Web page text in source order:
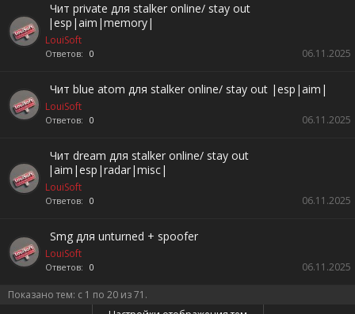
Чит private для stalker online/ stay out
|esp|aim|memory|
LouiSoft
Ответов: 0 06.11.2025
Чит blue atom для stalker online/ stay out |esp|aim|
LouiSoft
Ответов: 0 06.11.2025
Чит dream для stalker online/ stay out
|aim|esp|radar|misc|
LouiSoft
Ответов: 0 06.11.2025
Smg для unturned + spoofer
LouiSoft
Ответов: 0 06.11.2025
Показано тем: с 1 по 20 из 71.